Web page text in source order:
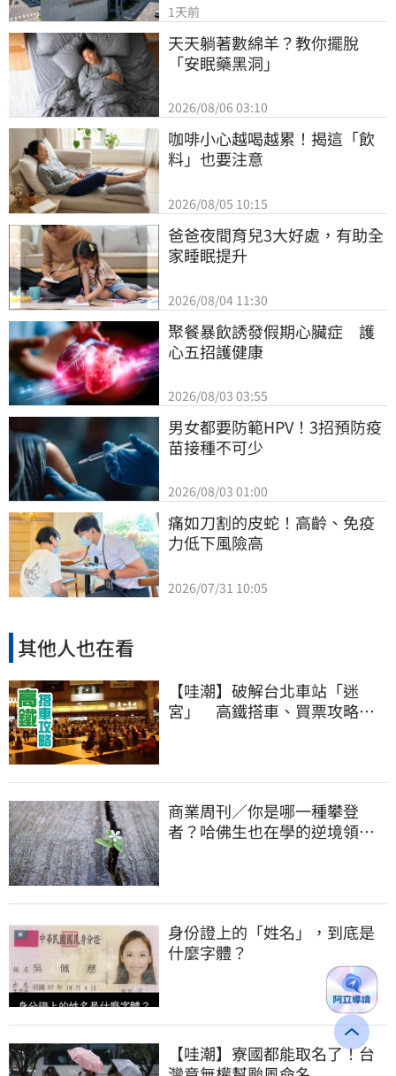
1天前
天天躺著數綿羊？教你擺脫
「安眠藥黑洞」
2026/08/06 03:10
咖啡小心越喝越累！揭這「飲
料」也要注意
2026/08/05 10:15
爸爸夜間育兒3大好處，有助全
家睡眠提升
2026/08/04 11:30
聚餐暴飲誘發假期心臟症　護
心五招護健康
2026/08/03 03:55
男女都要防範HPV！3招預防疫
苗接種不可少
2026/08/03 01:00
痛如刀割的皮蛇！高齡、免疫
力低下風險高
2026/07/31 10:05
其他人也在看
【哇潮】破解台北車站「迷
宮」 高鐵搭車、買票攻略就
商業周刊／你是哪一種攀登
者？哈佛生也在學的逆境領導
身份證上的「姓名」，到底是
什麼字體？
【哇潮】寮國都能取名了！台